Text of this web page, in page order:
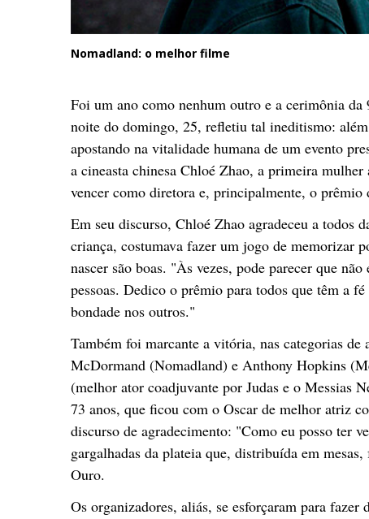
Nomadland: o melhor filme
Foi um ano como nenhum outro e a cerimônia
noite do domingo, 25, refletiu tal ineditismo:
apostando na vitalidade humana de um evento
a cineasta chinesa Chloé Zhao, a primeira
vencer como diretora e, principalmente, o
Em seu discurso, Chloé Zhao agradeceu a todos
criança, costumava fazer um jogo de memorizar
nascer são boas. "Às vezes, pode parecer que
pessoas. Dedico o prêmio para todos que têm a
bondade nos outros."
Também foi marcante a vitória, nas categorias de
McDormand (Nomadland) e Anthony Hopkins
(melhor ator coadjuvante por Judas e o Messias
73 anos, que ficou com o Oscar de melhor atriz
discurso de agradecimento: "Como eu posso ter
gargalhadas da plateia que, distribuída em
Ouro.
Os organizadores, aliás, se esforçaram para